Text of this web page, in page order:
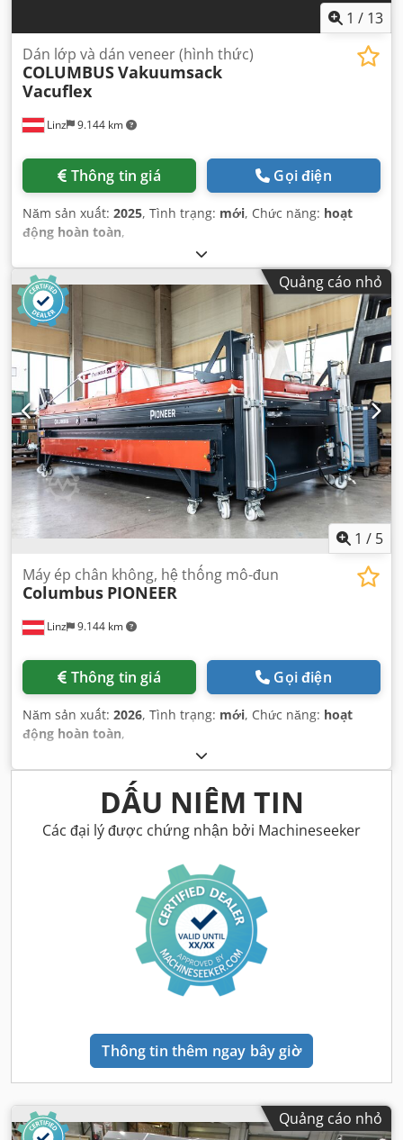
1 / 13
Linz 9.144 km
Dán lớp và dán veneer (hình thức)
COLUMBUSVakuumsack
Vacuflex
Thông tin giá Gọi điện
Năm sản xuất: 2025, Tình trạng: mới, Chức năng: hoạt
động hoàn toàn,
Quảng cáo nhỏ
1 / 5
Linz 9.144 km
Máy ép chân không, hệ thống mô-đun
Columbus PIONEER
Thông tin giá Gọi điện
Năm sản xuất: 2026, Tình trạng: mới, Chức năng: hoạt
động hoàn toàn,
DẤU NIÊM TIN
Các đại lý được chứng nhận bởi Machineseeker
Thông tin thêm ngay bây giờ
Quảng cáo nhỏ